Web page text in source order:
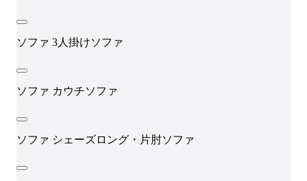
ソファ 3人掛けソファ
ソファ カウチソファ
ソファ シェーズロング・片肘ソファ